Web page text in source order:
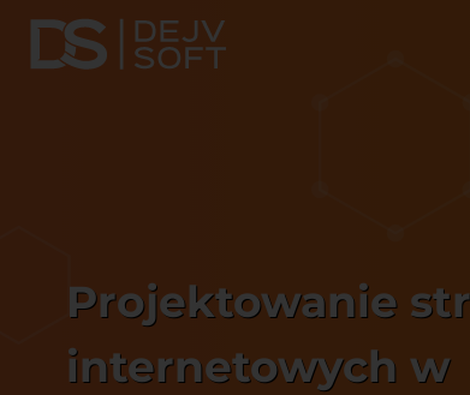
Projektowanie
internetowych w